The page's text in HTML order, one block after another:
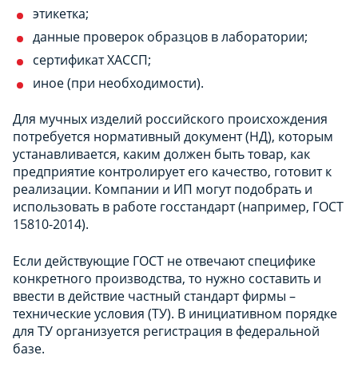
этикетка;
данные проверок образцов в лаборатории;
сертификат ХАССП;
иное (при необходимости).
Для мучных изделий российского происхождения
потребуется нормативный документ (НД), которым
устанавливается, каким должен быть товар, как
предприятие контролирует его качество, готовит к
реализации. Компании и ИП могут подобрать и
использовать в работе госстандарт (например, ГОСТ
15810-2014).
Если действующие ГОСТ не отвечают специфике
конкретного производства, то нужно составить и
ввести в действие частный стандарт фирмы –
технические условия (ТУ). В инициативном порядке
для ТУ организуется регистрация в федеральной
базе.